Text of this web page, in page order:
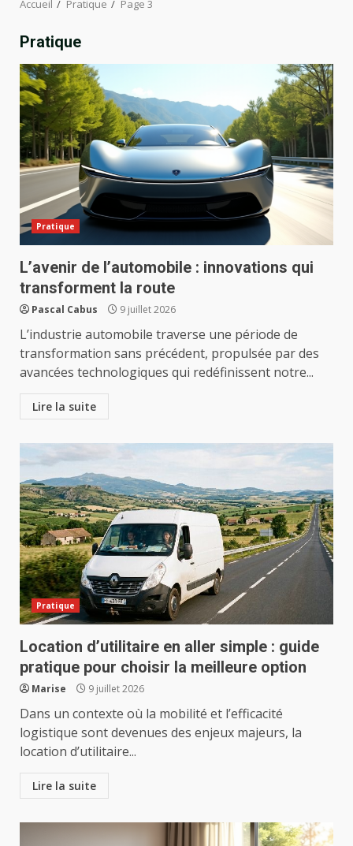
Accueil Pratique Page 3
Pratique
Pratique
L’avenir de l’automobile : innovations qui
transforment la route
Pascal Cabus 9 juillet 2026
L’industrie automobile traverse une période de
transformation sans précédent, propulsée par des
avancées technologiques qui redéfinissent notre...
Lire la suite
Pratique
Location d’utilitaire en aller simple : guide
pratique pour choisir la meilleure option
Marise 9 juillet 2026
Dans un contexte où la mobilité et l’efficacité
logistique sont devenues des enjeux majeurs, la
location d’utilitaire...
Lire la suite